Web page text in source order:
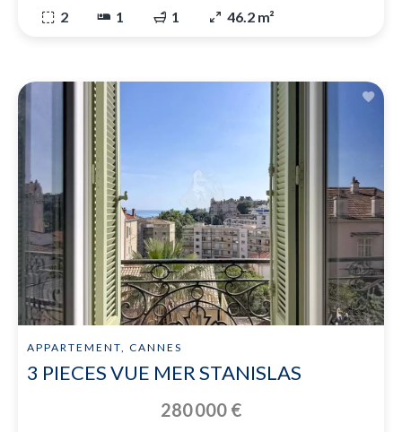
2 1 1 46.2 m²
APPARTEMENT, CANNES
3 PIECES VUE MER STANISLAS
280 000 €